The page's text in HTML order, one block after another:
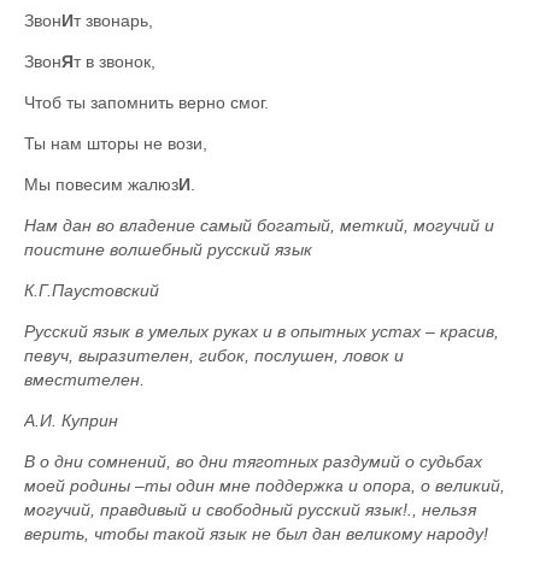
ЗвонИт звонарь,
ЗвонЯт в звонок,
Чтоб ты запомнить верно смог.
Ты нам шторы не вози,
Мы повесим жалюзИ
Нам дан во владение самый богатый, меткий, могучий и
поистине волшебный русский язык
К.Г.Паустовский
Русский язык в умелых руках и в опытных устах – красив,
певуч, выразителен, гибок, послушен, ловок и
вместителен.
А.И. Куприн
В о дни сомнений, во дни тяготных раздумий о судьбах
моей родины –ты один мне поддержка и опора, о великий,
могучий, правдивый и свободный русский язык!., нельзя
верить, чтобы такой язык не был дан великому народу!